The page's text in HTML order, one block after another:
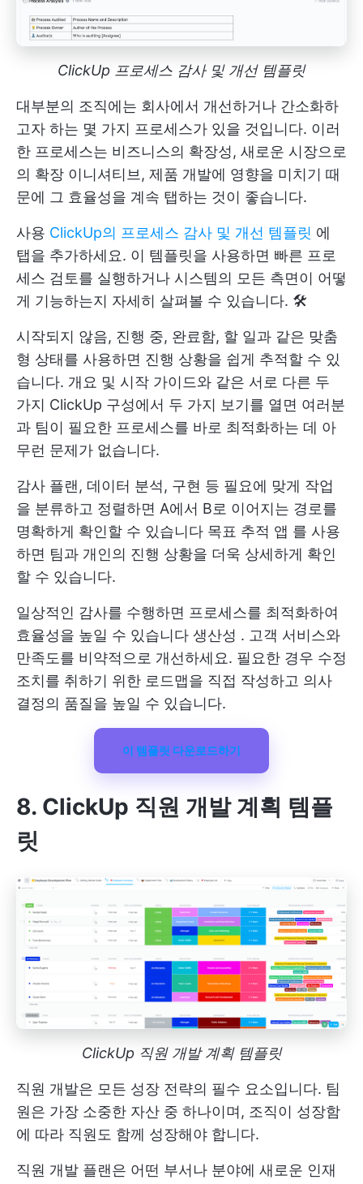
ClickUp 프로세스 감사 및 개선 템플릿
대부분의 조직에는 회사에서 개선하거나 간소화하
고자 하는 몇 가지 프로세스가 있을 것입니다. 이러
한 프로세스는 비즈니스의 확장성, 새로운 시장으로
의 확장 이니셔티브, 제품 개발에 영향을 미치기 때
문에 그 효율성을 계속 탭하는 것이 좋습니다.
사용 ClickUp의 프로세스 감사 및 개선 템플릿 에
탭을 추가하세요. 이 템플릿을 사용하면 빠른 프로
세스 검토를 실행하거나 시스템의 모든 측면이 어떻
게 기능하는지 자세히 살펴볼 수 있습니다. 🛠
시작되지 않음, 진행 중, 완료함, 할 일과 같은 맞춤
형 상태를 사용하면 진행 상황을 쉽게 추적할 수 있
습니다. 개요 및 시작 가이드와 같은 서로 다른 두
가지 ClickUp 구성에서 두 가지 보기를 열면 여러분
과 팀이 필요한 프로세스를 바로 최적화하는 데 아
무런 문제가 없습니다.
감사 플랜, 데이터 분석, 구현 등 필요에 맞게 작업
을 분류하고 정렬하면 A에서 B로 이어지는 경로를
명확하게 확인할 수 있습니다 목표 추적 앱 를 사용
하면 팀과 개인의 진행 상황을 더욱 상세하게 확인
할 수 있습니다.
일상적인 감사를 수행하면 프로세스를 최적화하여
효율성을 높일 수 있습니다 생산성 . 고객 서비스와
만족도를 비약적으로 개선하세요. 필요한 경우 수정
조치를 취하기 위한 로드맵을 직접 작성하고 의사
결정의 품질을 높일 수 있습니다.
이 템플릿 다운로드하기
8. ClickUp 직원 개발 계획 템플
릿
ClickUp 직원 개발 계획 템플릿
직원 개발은 모든 성장 전략의 필수 요소입니다. 팀
원은 가장 소중한 자산 중 하나이며, 조직이 성장함
에 따라 직원도 함께 성장해야 합니다.
직원 개발 플랜은 어떤 부서나 분야에 새로운 인재